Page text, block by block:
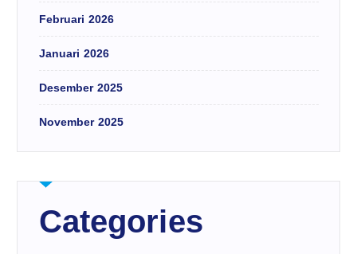
Februari 2026
Januari 2026
Desember 2025
November 2025
Categories